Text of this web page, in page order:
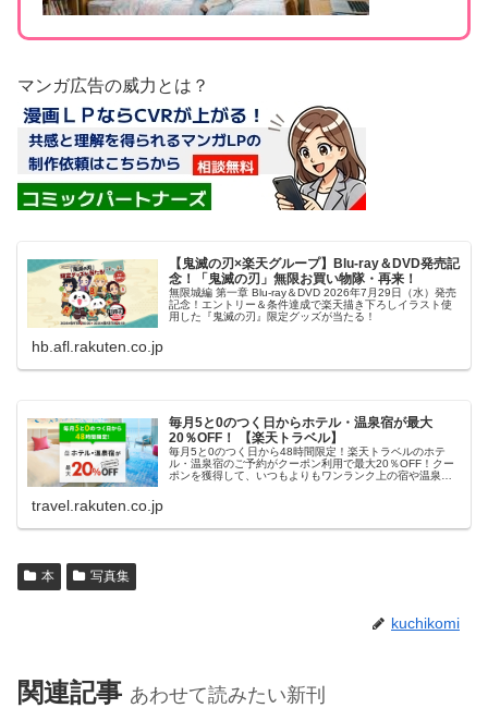
マンガ広告の威力とは？
【鬼滅の刃×楽天グループ】Blu-ray＆DVD発売記
念！「鬼滅の刃」無限お買い物隊・再来！
無限城編 第一章 Blu-ray＆DVD 2026年7月29日（水）発売
記念！エントリー＆条件達成で楽天描き下ろしイラスト使
用した『鬼滅の刃』限定グッズが当たる！
hb.afl.rakuten.co.jp
毎月5と0のつく日からホテル・温泉宿が最大
20％OFF！ 【楽天トラベル】
毎月5と0のつく日から48時間限定！楽天トラベルのホテ
ル・温泉宿のご予約がクーポン利用で最大20％OFF！クー
ポンを獲得して、いつもよりもワンランク上の宿や温泉宿
travel.rakuten.co.jp
本 写真集
kuchikomi
関連記事 あわせて読みたい新刊